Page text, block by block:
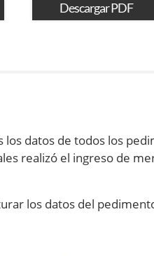
Descargar PDF
datos de todos los
realizó el ingreso de
los datos del